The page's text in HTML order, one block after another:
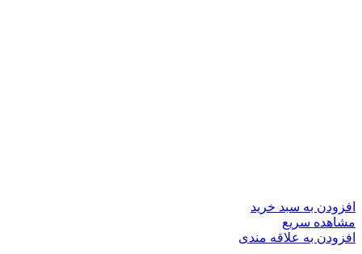
افزودن به سبد خرید
مشاهده سریع
افزودن به علاقه مندی